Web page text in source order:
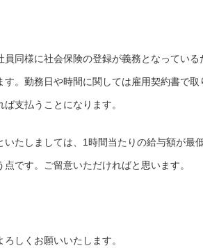
員同様に社会保険の登録が義務となってい
す。勤務日や時間に関しては雇用契約書で
ば支払うことになります。
いたしましては、1時間当たりの給与額が最
点です。ご留意いただければと思います。
しくお願いいたします。